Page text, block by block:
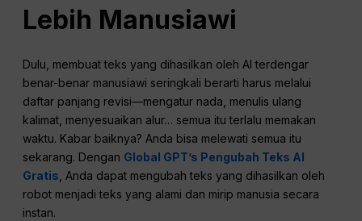
Lebih Manusiawi
Dulu, membuat teks yang dihasilkan oleh AI terdengar
benar-benar manusiawi seringkali berarti harus melalui
daftar panjang revisi—mengatur nada, menulis ulang
kalimat, menyesuaikan alur… semua itu terlalu memakan
waktu. Kabar baiknya? Anda bisa melewati semua itu
sekarang. Dengan Global GPT’s Pengubah Teks AI
Gratis , Anda dapat mengubah teks yang dihasilkan oleh
robot menjadi teks yang alami dan mirip manusia secara
instan.